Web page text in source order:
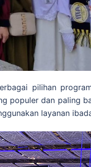
pilihan
populer dan paling
layanan